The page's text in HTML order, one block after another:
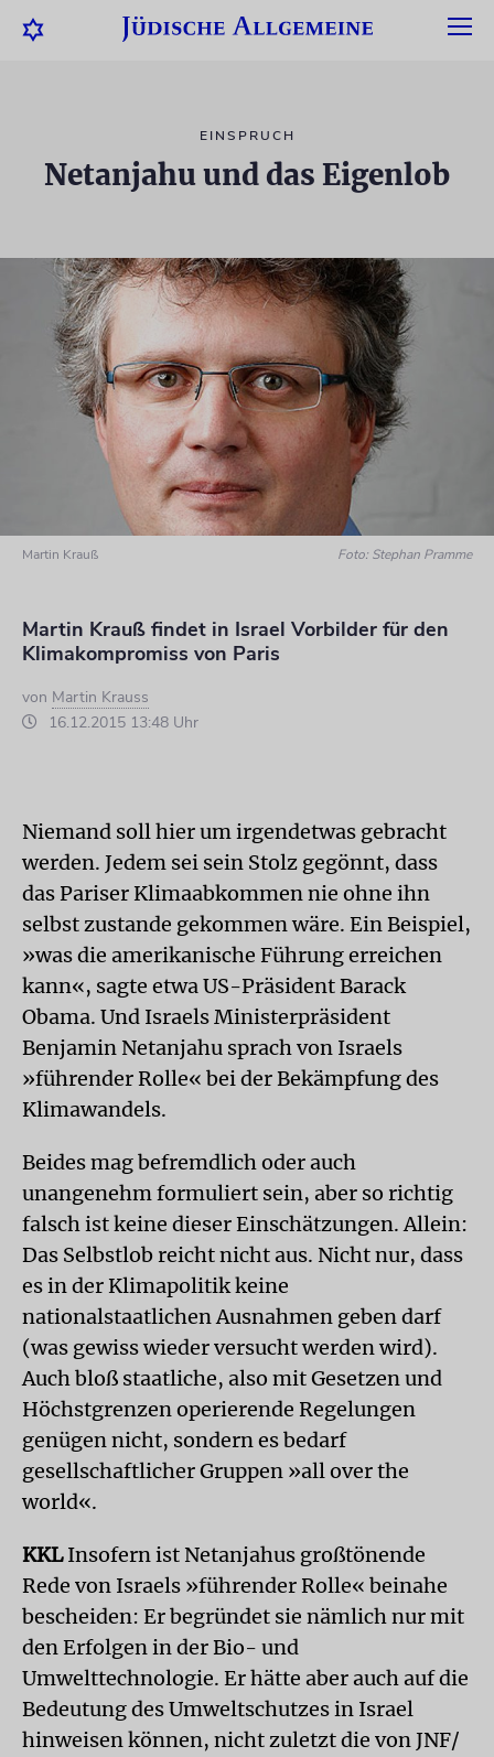
EINSPRUCH
Netanjahu und das Eigenlob
Martin Krauß Foto: Stephan Pramme
Martin Krauß findet in Israel Vorbilder für den
Klimakompromiss von Paris
von Martin Krauss
16.12.2015 13:48 Uhr
Niemand soll hier um irgendetwas gebracht
werden. Jedem sei sein Stolz gegönnt, dass
das Pariser Klimaabkommen nie ohne ihn
selbst zustande gekommen wäre. Ein Beispiel,
»was die amerikanische Führung erreichen
kann«, sagte etwa US-Präsident Barack
Obama. Und Israels Ministerpräsident
Benjamin Netanjahu sprach von Israels
»führender Rolle« bei der Bekämpfung des
Klimawandels.
Beides mag befremdlich oder auch
unangenehm formuliert sein, aber so richtig
falsch ist keine dieser Einschätzungen. Allein:
Das Selbstlob reicht nicht aus. Nicht nur, dass
es in der Klimapolitik keine
nationalstaatlichen Ausnahmen geben darf
(was gewiss wieder versucht werden wird).
Auch bloß staatliche, also mit Gesetzen und
Höchstgrenzen operierende Regelungen
genügen nicht, sondern es bedarf
gesellschaftlicher Gruppen »all over the
world«.
KKLInsofern ist Netanjahus großtönende
Rede von Israels »führender Rolle« beinahe
bescheiden: Er begründet sie nämlich nur mit
den Erfolgen in der Bio- und
Umwelttechnologie. Er hätte aber auch auf die
Bedeutung des Umweltschutzes in Israel
hinweisen können, nicht zuletzt die von JNF/